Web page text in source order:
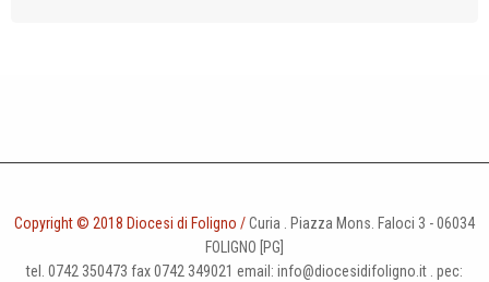
Copyright © 2018 Diocesi di Foligno /Curia . Piazza Mons. Faloci 3 - 06034
FOLIGNO [PG]
tel. 0742 350473 fax 0742 349021 email: info@diocesidifoligno.it . pec: